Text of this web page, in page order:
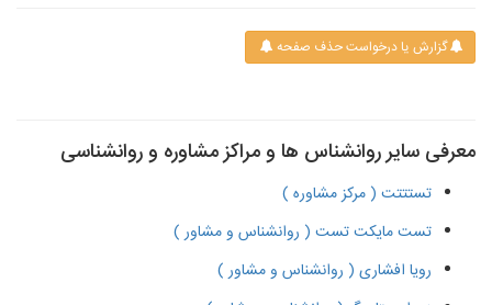
گزارش یا درخواست حذف صفحه
معرفی سایر روانشناس ها و مراکز مشاوره و روانشناسی
تستتتت ( مرکز مشاوره )
تست مایکت تست ( روانشناس و مشاور )
رویا افشاری ( روانشناس و مشاور )